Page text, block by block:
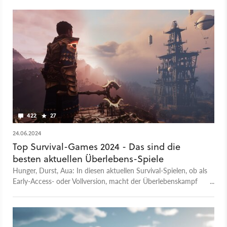
422 27
24.06.2024
Top Survival-Games 2024 - Das sind die
besten aktuellen Überlebens-Spiele
Hunger, Durst, Aua: In diesen aktuellen Survival-Spielen, ob als
Early-Access- oder Vollversion, macht der Überlebenskampf